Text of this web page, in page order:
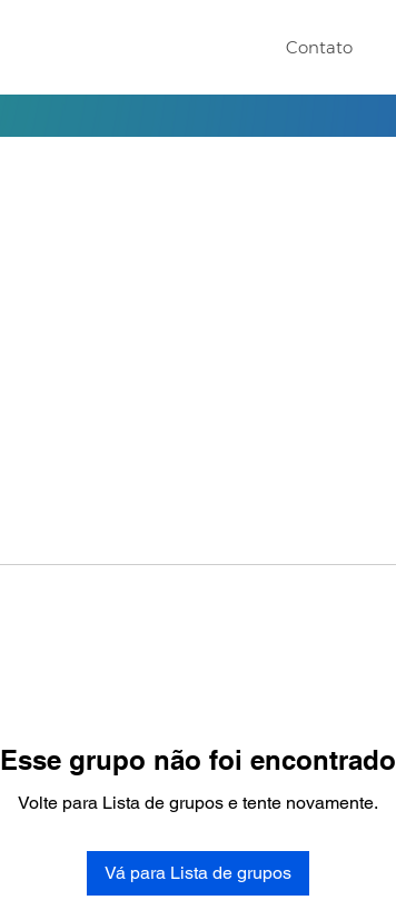
Contato
Esse grupo não foi encontrado
Volte para Lista de grupos e tente novamente.
Vá para Lista de grupos